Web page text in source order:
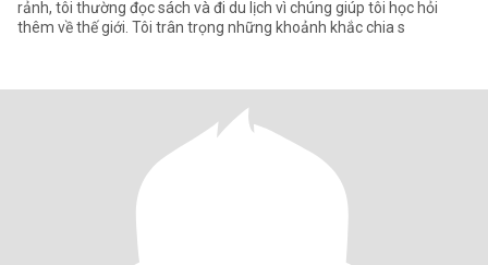
rảnh, tôi thường đọc sách và đi du lịch vì chúng giúp tôi học hỏi
thêm về thế giới. Tôi trân trọng những khoảnh khắc chia s